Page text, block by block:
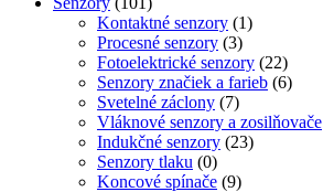
Kontaktné senzory (1)
Procesné senzory (3)
Fotoelektrické senzory (22)
Senzory značiek a farieb (6)
Svetelné záclony (7)
Vláknové senzory a zosilňovače
Indukčné senzory (23)
Senzory tlaku (0)
Koncové spínače (9)